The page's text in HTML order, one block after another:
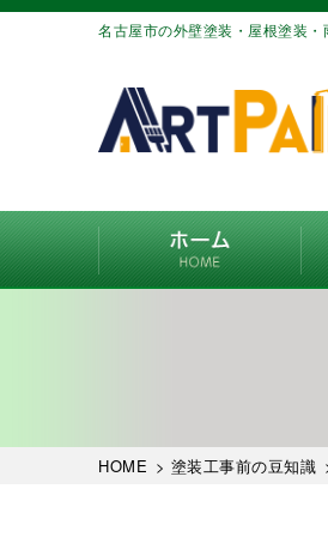
名古屋市の外壁塗装・屋根塗装
HOME > 塗装工事前の豆知識